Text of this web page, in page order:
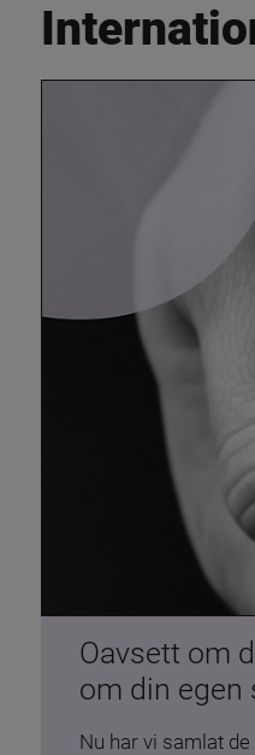
Oavsett om
om din egen
Nu har vi samlat